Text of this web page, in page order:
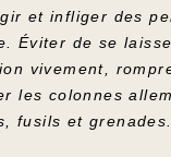
et infliger des
Éviter de se
vivement,
les colonnes
fusils et